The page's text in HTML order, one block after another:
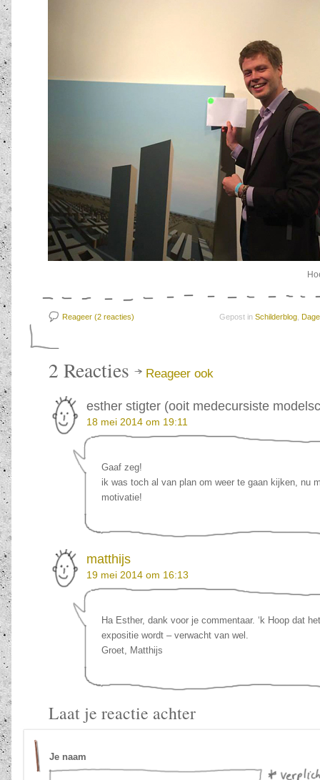
Reageer (2 reacties) Gepost in Schilderblog
2 Reacties Reageer ook
esther stigter (ooit medecursiste
18 mei 2014 om 19:11
Gaaf zeg!
ik was toch al van plan om weer te gaan kijken, nu
motivatie!
matthijs
19 mei 2014 om 16:13
Ha Esther, dank voor je commentaar. ‘k Hoop dat
expositie wordt – verwacht van wel.
Groet, Matthijs
Laat je reactie achter
Je naam